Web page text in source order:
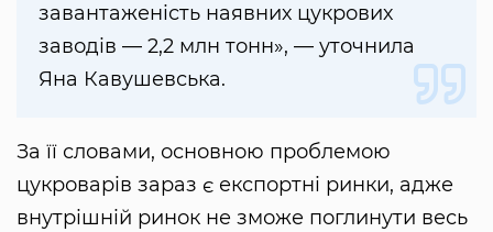
завантаженість наявних цукрових
заводів — 2,2 млн тонн», — уточнила
Яна Кавушевська.
За її словами, основною проблемою
цукроварів зараз є експортні ринки, адже
внутрішній ринок не зможе поглинути весь